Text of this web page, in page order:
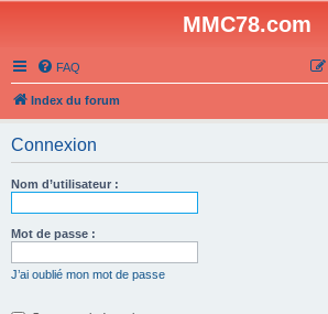
MMC78.com
FAQ
Index du forum
Connexion
Nom d’utilisateur :
Mot de passe :
J’ai oublié mon mot de passe